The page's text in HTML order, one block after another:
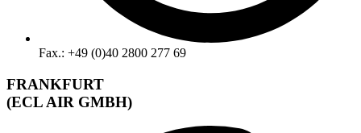
Fax.: +49 (0)40 2800 277 69
FRANKFURT
(ECL AIR GMBH)